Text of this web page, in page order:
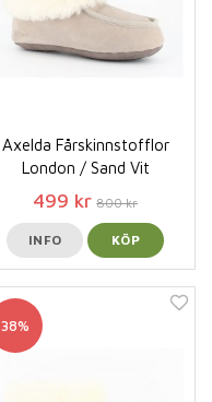
Axelda Fårskinnstofflor
London / Sand Vit
499 kr 800 kr
INFO KÖP
38%